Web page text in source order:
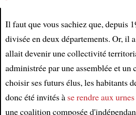
Article
Il faut que vous sachiez que, depuis
divisée en deux départements. Or, il
allait devenir une collectivité
administrée par une assemblée et un
choisir ses futurs élus, les habitants
donc été invités à se rendre aux urnes
une coalition composée